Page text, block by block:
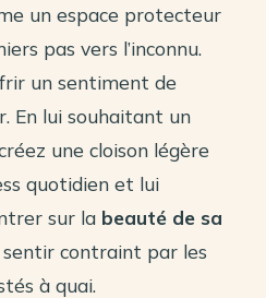
un espace protecteur
pas vers l’inconnu.
un sentiment de
En lui souhaitant un
une cloison légère
quotidien et lui
sur la beauté de sa
sentir contraint par les
à quai.